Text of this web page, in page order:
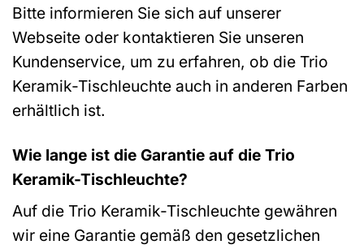
Bitte informieren Sie sich auf unserer
Webseite oder kontaktieren Sie unseren
Kundenservice, um zu erfahren, ob die Trio
Keramik-Tischleuchte auch in anderen Farben
erhältlich ist.
Wie lange ist die Garantie auf die Trio
Keramik-Tischleuchte?
Auf die Trio Keramik-Tischleuchte gewähren
wir eine Garantie gemäß den gesetzlichen